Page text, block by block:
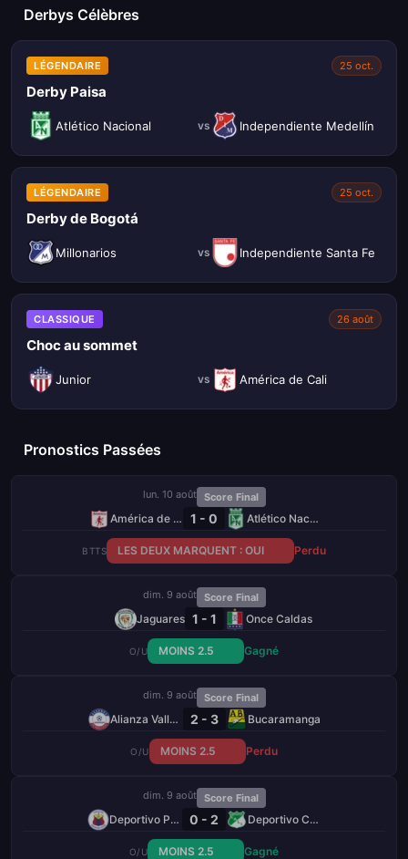
Derbys Célèbres
LÉGENDAIRE 25 oct.
Derby Paisa
Atlético Nacional vs Independiente Medellín
LÉGENDAIRE 25 oct.
Derby de Bogotá
Millonarios vs Independiente Santa Fe
CLASSIQUE 26 août
Choc au sommet
Junior vs América de Cali
Pronostics Passées
lun. 10 août Score Final
América de Cali 1 - 0 Atlético Nacional
BTTS LES DEUX MARQUENT : OUI Perdu
dim. 9 août Score Final
Jaguares 1 - 1 Once Caldas
O/U MOINS 2.5 Gagné
dim. 9 août Score Final
Alianza Valledupar 2 - 3 Bucaramanga
O/U MOINS 2.5 Perdu
dim. 9 août Score Final
Deportivo Pasto 0 - 2 Deportivo Cali
O/U MOINS 2.5 Gagné